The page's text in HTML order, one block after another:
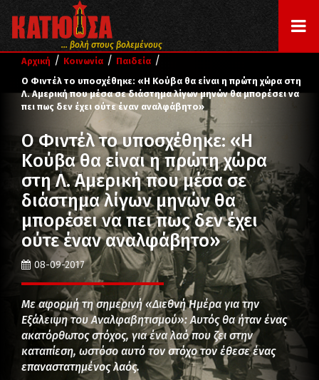
... βολή στους βολεμένους
Αρχική / Κοινωνία / Παιδεία /
Ο Φιντέλ το υποσχέθηκε: «Η Κούβα θα είναι η πρώτη χώρα στη
Λ. Αμερική που μέσα σε διάστημα λίγων μηνών θα μπορέσει να
πει πως δεν έχει ούτε έναν αναλφάβητο»
Ο Φιντέλ το υποσχέθηκε: «Η
Κούβα θα είναι η πρώτη χώρα
στη Λ. Αμερική που μέσα σε
διάστημα λίγων μηνών θα
μπορέσει να πει πως δεν έχει
ούτε έναν αναλφάβητο»
08-09-2017
Με αφορμή τη σημερινή «Διεθνή Ημέρα για την
Εξάλειψη του Αναλφαβητισμού»: Αυτός θα ήταν ένας
ακατόρθωτος στόχος, για ένα λαό που ζει στην
καταπίεση, ωστόσο αυτό τον στόχο τον έθεσε ένας
επαναστατημένος λαός.